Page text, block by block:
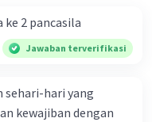
2 pancasila
Jawaban terverifikasi
sehari-hari yang
kewajiban dengan